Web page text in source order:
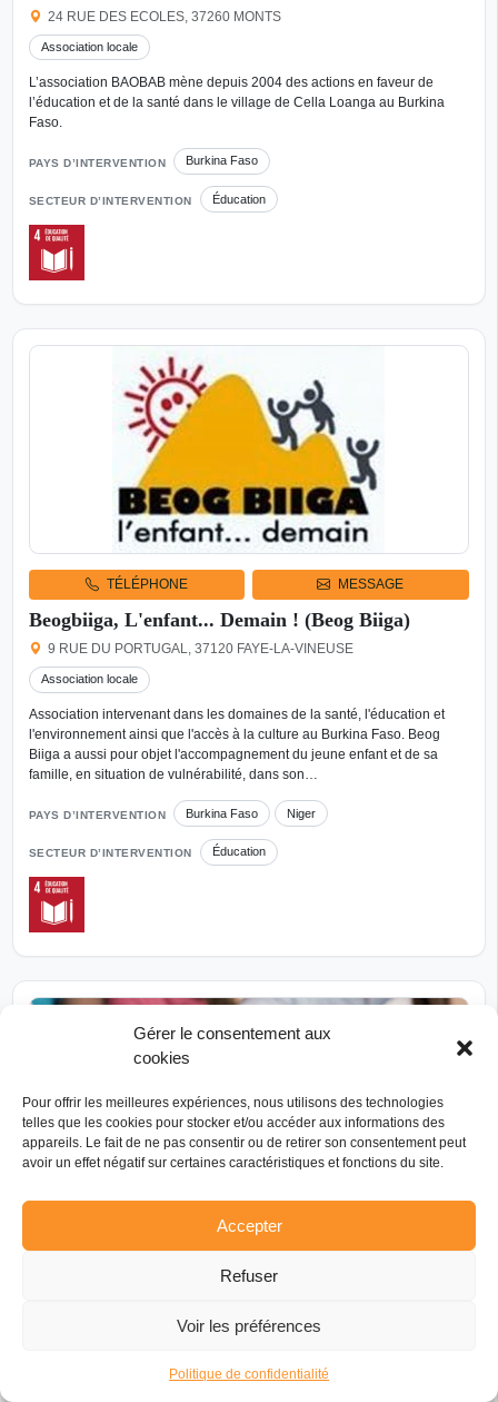
Gérer le consentement aux
cookies
Pour offrir les meilleures expériences, nous utilisons des technologies
telles que les cookies pour stocker et/ou accéder aux informations des
appareils. Le fait de ne pas consentir ou de retirer son consentement peut
avoir un effet négatif sur certaines caractéristiques et fonctions du site.
Accepter
Refuser
Voir les préférences
Politique de confidentialité
24 RUE DES ECOLES, 37260 MONTS
Association locale
L’association BAOBAB mène depuis 2004 des actions en faveur de
l’éducation et de la santé dans le village de Cella Loanga au Burkina
Faso.
PAYS D’INTERVENTION Burkina Faso
SECTEUR D’INTERVENTION Éducation
TÉLÉPHONE MESSAGE
Beogbiiga, L'enfant... Demain ! (Beog Biiga)
9 RUE DU PORTUGAL, 37120 FAYE-LA-VINEUSE
Association locale
Association intervenant dans les domaines de la santé, l'éducation et
l'environnement ainsi que l'accès à la culture au Burkina Faso. Beog
Biiga a aussi pour objet l'accompagnement du jeune enfant et de sa
famille, en situation de vulnérabilité, dans son…
PAYS D’INTERVENTION Burkina Faso Niger
SECTEUR D’INTERVENTION Éducation
TÉLÉPHONE